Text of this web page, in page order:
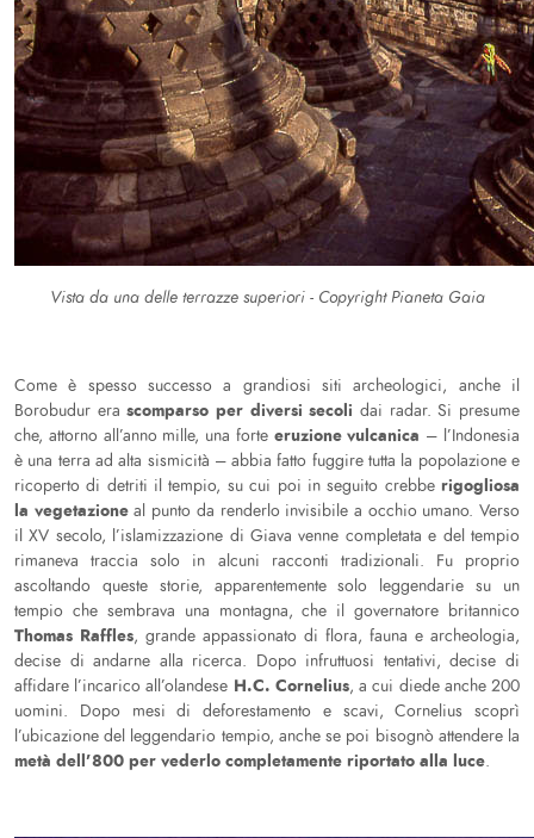
Vista da una delle terrazze superiori - Copyright Pianeta Gaia
Come è spesso successo a grandiosi siti archeologici, anche il
Borobudur erascomparso per diversi secoli dai radar. Si presume
che, attorno all’anno mille, una forte eruzione vulcanica – l’Indonesia
è una terra ad alta sismicità – abbia fatto fuggire tutta la popolazione e
ricoperto di detriti il tempio, su cui poi in seguito crebbe rigogliosa
la vegetazioneal punto da renderlo invisibile a occhio umano. Verso
il XV secolo, l’islamizzazione di Giava venne completata e del tempio
rimaneva traccia solo in alcuni racconti tradizionali. Fu proprio
ascoltando queste storie, apparentemente solo leggendarie su un
tempio che sembrava una montagna, che il governatore britannico
Thomas Raffles, grande appassionato di flora, fauna e archeologia,
decise di andarne alla ricerca. Dopo infruttuosi tentativi, decise di
affidare l’incarico all’olandese H.C. Cornelius, a cui diede anche 200
uomini. Dopo mesi di deforestamento e scavi, Cornelius scoprì
l’ubicazione del leggendario tempio, anche se poi bisognò attendere la
metà dell’800 per vederlo completamente riportato alla luce.